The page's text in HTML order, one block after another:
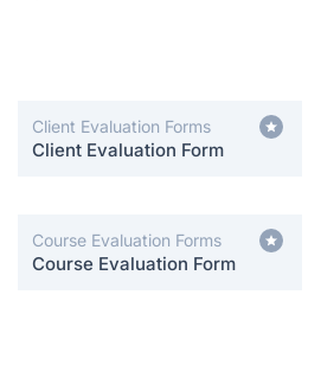
Client Evaluation Forms
Client Evaluation Form
Course Evaluation Forms
Course Evaluation Form